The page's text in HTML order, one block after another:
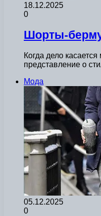
18.12.2025
0
Шорты-
Когда дело
представление о
Мода
05.12.2025
0